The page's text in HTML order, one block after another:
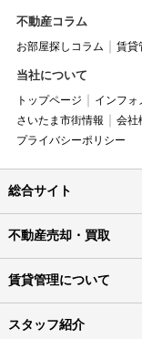
不動産コラム
お部屋探しコラム 賃貸
当社について
トップページ インフォ
さいたま市街情報
会社
プライバシーポリシー
総合サイト
不動産売却・買取
賃貸管理について
スタッフ紹介